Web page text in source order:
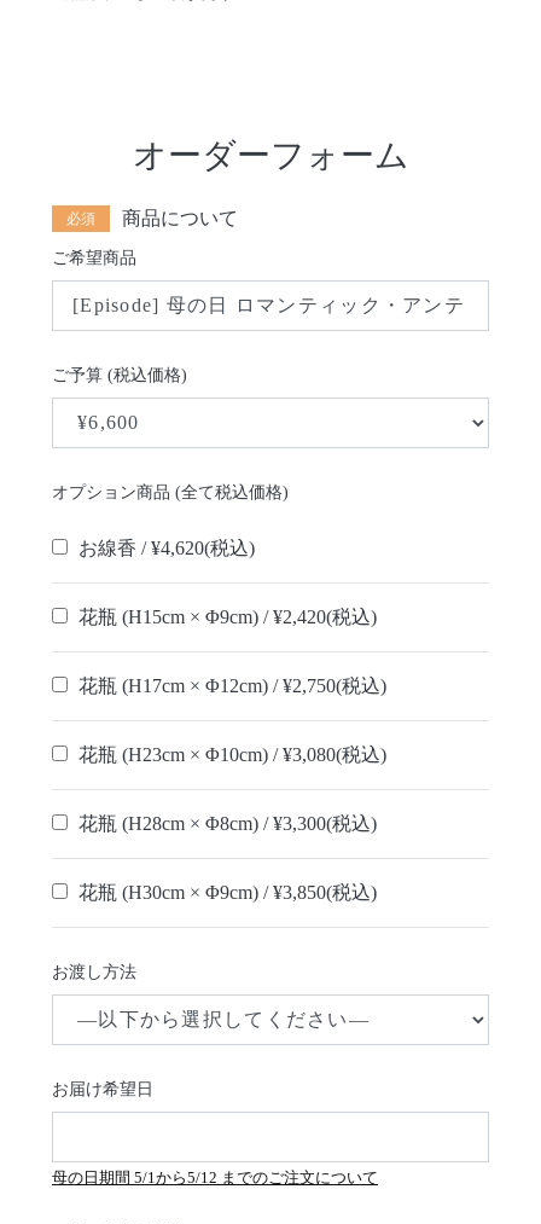
オーダーフォーム
商品について
ご希望商品
ご予算 (税込価格)
オプション商品 (全て税込価格)
お線香 / ¥4,620(税込)
花瓶 (H15cm × Φ9cm) / ¥2,420(税込)
花瓶 (H17cm × Φ12cm) / ¥2,750(税込)
花瓶 (H23cm × Φ10cm) / ¥3,080(税込)
花瓶 (H28cm × Φ8cm) / ¥3,300(税込)
花瓶 (H30cm × Φ9cm) / ¥3,850(税込)
お渡し方法
お届け希望日
母の日期間 5/1から5/12 までのご注文について